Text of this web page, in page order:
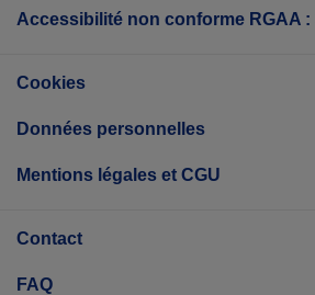
Accessibilité non conforme RGAA :
Cookies
Données personnelles
Mentions légales et CGU
Contact
FAQ